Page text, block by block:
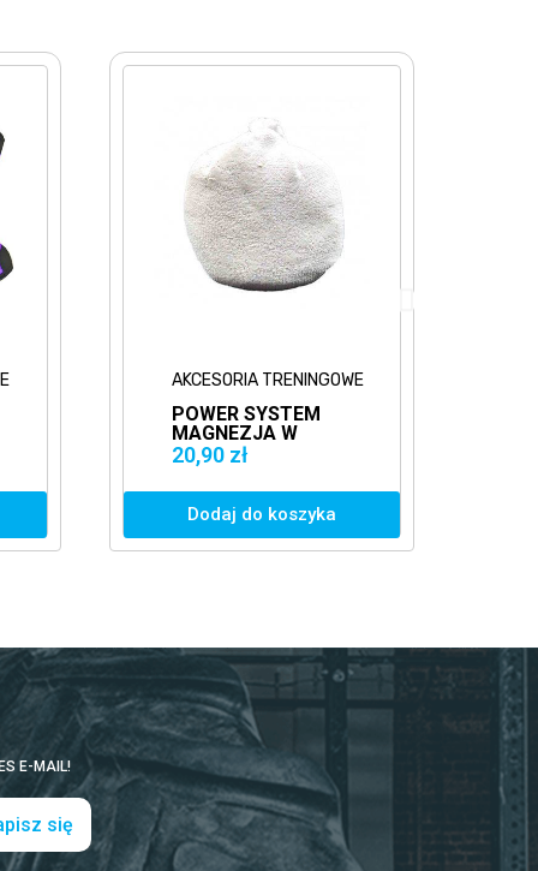
AKCESORIA TRENINGOWE
POWER SYSTEM
MAGNEZJA W
KULCE CHALK BALL
Dodaj do koszyka
E-MAIL!
się